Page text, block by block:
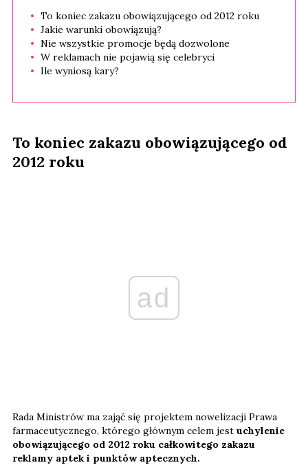
To koniec zakazu obowiązującego od 2012 roku
Jakie warunki obowiązują?
Nie wszystkie promocje będą dozwolone
W reklamach nie pojawią się celebryci
Ile wyniosą kary?
To koniec zakazu obowiązującego od
2012 roku
ad
Rada Ministrów ma zająć się projektem nowelizacji Prawa
farmaceutycznego, którego głównym celem jest uchylenie
obowiązującego od 2012 roku całkowitego zakazu
reklamy aptek i punktów aptecznych.